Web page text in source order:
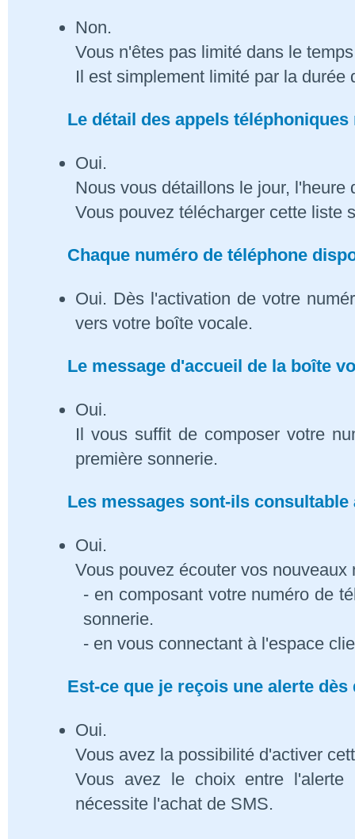
Non.
Vous n'êtes pas limité dans le
Il est simplement limité par la durée
Le détail des appels
Oui.
Nous vous détaillons le jour,
Vous pouvez télécharger cette liste
Chaque numéro de téléphone
Oui. Dès l'activation de votre
vers votre boîte vocale.
Le message d'accueil de la boîte
Oui.
Il vous suffit de composer votre
première sonnerie.
Les messages sont-ils
Oui.
Vous pouvez écouter vos nouveaux
- en composant votre numéro de
sonnerie.
- en vous connectant à l'espace
Est-ce que je reçois une alerte
Oui.
Vous avez la possibilité d'activer
Vous avez le choix entre
nécessite l'achat de SMS.